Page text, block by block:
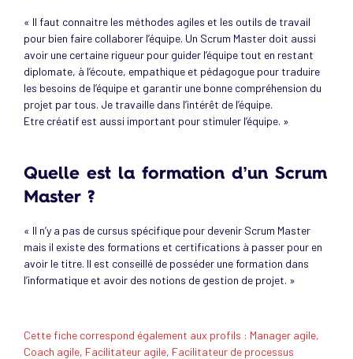
« Il faut connaitre les méthodes agiles et les outils de travail
pour bien faire collaborer l’équipe. Un Scrum Master doit aussi
avoir une certaine rigueur pour guider l’équipe tout en restant
diplomate, à l’écoute, empathique et pédagogue pour traduire
les besoins de l’équipe et garantir une bonne compréhension du
projet par tous. Je travaille dans l’intérêt de l’équipe.
Etre créatif est aussi important pour stimuler l’équipe. »
Quelle est la formation d’un Scrum
Master ?
« Il n’y a pas de cursus spécifique pour devenir Scrum Master
mais il existe des formations et certifications à passer pour en
avoir le titre. Il est conseillé de posséder une formation dans
l’informatique et avoir des notions de gestion de projet. »
Cette fiche correspond également aux profils : Manager agile,
Coach agile, Facilitateur agile, Facilitateur de processus